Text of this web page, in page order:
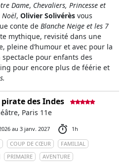
Dame, Chevaliers, Princesse et
Noël, Olivier Solivérès vous
conte de Blanche Neige et les 7
mythique, revisité dans une
pleine d’humour et avec pour la
pour enfants des
pour encore plus de féérie et
des Indes
Paris 11e
au 3 janv. 2027
1h
COUP DE CŒUR
FAMILIAL
PRIMAIRE
AVENTURE